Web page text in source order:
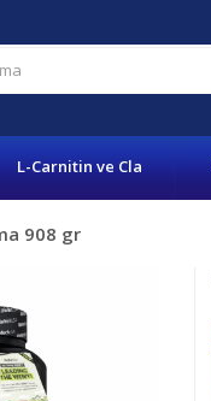
L-Carnitin ve Cla
908 gr